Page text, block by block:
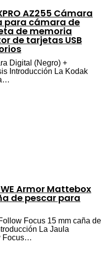
AZ255 Cámara
para cámara de
de memoria
de tarjetas USB
Digital (Negro) +
Introducción La Kodak
Armor Mattebox
de pescar para
Focus 15 mm caña de
La Jaula
Focus…